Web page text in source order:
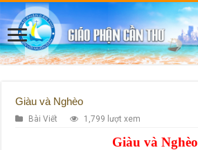
Giàu và Nghèo
Bài Viết 1,799 lượt xem
Giàu và Nghèo